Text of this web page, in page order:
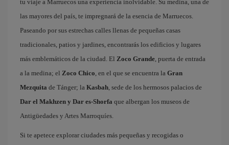
tu viaje a Marruecos una experiencia inolvidable. Su medina, una de
las mayores del país, te impregnará de la esencia de Marruecos.
Paseando por sus estrechas calles llenas de pequeñas casas
tradicionales, patios y jardines, encontrarás los edificios y lugares
más emblemáticos de la ciudad. El Zoco Grande, puerta de entrada
a la medina; el Zoco Chico, en el que se encuentra la Gran
Mezquita de Tánger; la Kasbah, sede de los hermosos palacios de
Dar el Makhzen y Dar es-Shorfa que albergan los museos de
Antigüedades y Artes Marroquíes.
Si te apetece explorar ciudades más pequeñas y recogidas o